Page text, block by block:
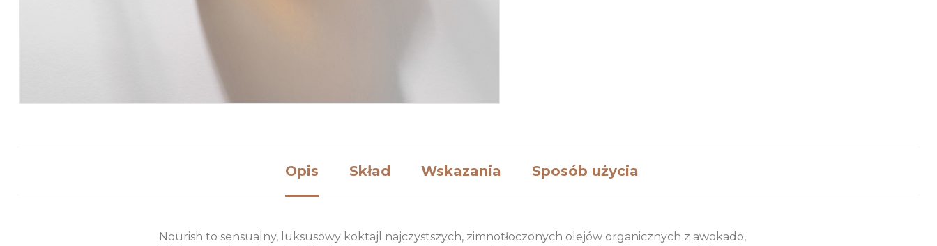
Opis Skład Wskazania Sposób użycia
Nourish to sensualny, luksusowy koktajl najczystszych, zimnotłoczonych olejów organicznych z awokado,